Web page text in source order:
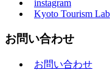
instagram
Kyoto Tourism Lab
お問い合わせ
お問い合わせ